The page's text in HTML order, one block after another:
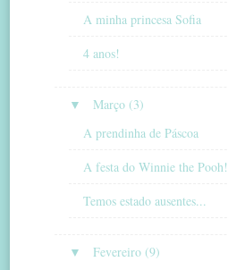
A minha princesa Sofia
4 anos!
▼
Março (3)
A prendinha de Páscoa
A festa do Winnie the Pooh!
Temos estado ausentes...
▼
Fevereiro (9)